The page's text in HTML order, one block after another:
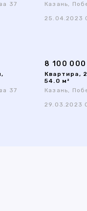
37
Казань,
25.04.2023
37
8 100
Квартира,
54.0 м²
Казань,
29.03.2023